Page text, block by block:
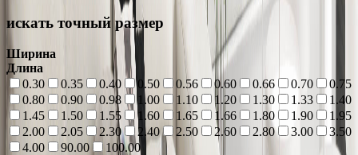
искать точный размер
Ширина
Длина
0.30
0.35 0.40 0.50 0.56 0.60 0.66 0.70
0.75
0.80
0.90 0.98 1.00 1.10 1.20 1.30 1.33
1.40
1.45
1.50 1.55 1.60 1.65 1.66 1.80 1.90
1.95
2.00
2.05 2.30 2.40 2.50 2.60 2.80 3.00
3.50
4.00
90.00
100.00